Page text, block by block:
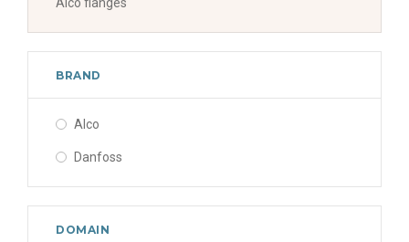
BRAND
Alco
Danfoss
DOMAIN